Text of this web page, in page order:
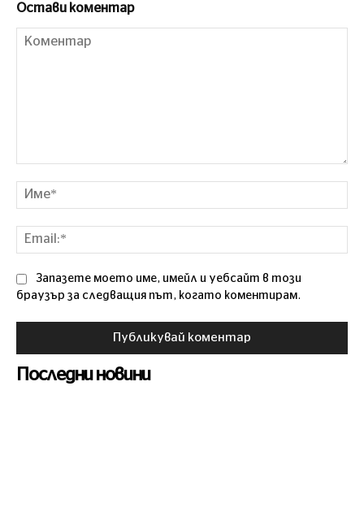
Остави коментар
Запазете моето име, имейл и уебсайт в този
браузър за следващия път, когато коментирам.
Последни новини